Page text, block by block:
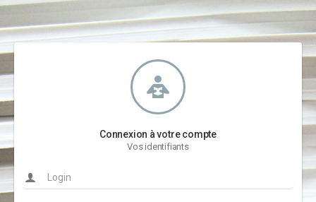
Connexion à votre compte
Vos identifiants